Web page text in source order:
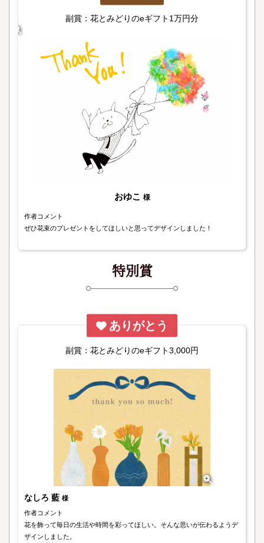
副賞：花とみどりのeギフト1万円分
おゆこ 様
作者コメント
ぜひ花束のプレゼントをしてほしいと思ってデザインしました！
特別賞
ありがとう
副賞：花とみどりのeギフト3,000円
なしろ 藍 様
作者コメント
花を飾って毎日の生活や時間を彩ってほしい。そんな思いが伝わるようデ
ザインしました。